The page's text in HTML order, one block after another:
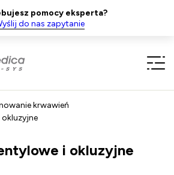
pomocy eksperta?
do nas zapytanie
krwawień
i okluzyjne